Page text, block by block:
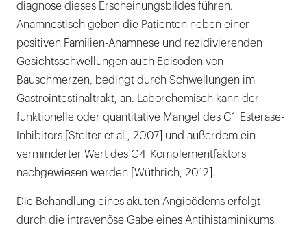
diagnose dieses Erscheinungsbildes führen.
Anamnestisch geben die Patienten neben einer
positiven Familien-Anamnese und rezidivierenden
Gesichtsschwellungen auch Episoden von
Bauschmerzen, bedingt durch Schwellungen im
Gastrointestinaltrakt, an. Laborchemisch kann der
funktionelle oder quantitative Mangel des C1-Esterase-
Inhibitors [Stelter et al., 2007] und außerdem ein
verminderter Wert des C4-Komplementfaktors
nachgewiesen werden [Wüthrich, 2012].
Die Behandlung eines akuten Angioödems erfolgt
durch die intravenöse Gabe eines Antihistaminikums